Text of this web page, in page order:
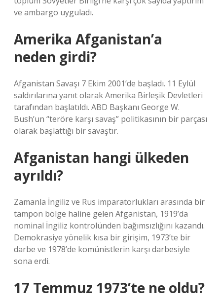
ve ambargo uyguladı.
Amerika Afganistan’a
neden girdi?
Afganistan Savaşı 7 Ekim 2001’de başladı. 11 Eylül
saldırılarına yanıt olarak Amerika Birleşik Devletleri
tarafından başlatıldı. ABD Başkanı George W.
Bush’un “teröre karşı savaş” politikasının bir parçası
olarak başlattığı bir savaştır.
Afganistan hangi ülkeden
ayrıldı?
Zamanla İngiliz ve Rus imparatorlukları arasında bir
tampon bölge haline gelen Afganistan, 1919’da
nominal İngiliz kontrolünden bağımsızlığını kazandı.
Demokrasiye yönelik kısa bir girişim, 1973’te bir
darbe ve 1978’de komünistlerin karşı darbesiyle
sona erdi.
17 Temmuz 1973’te ne oldu?